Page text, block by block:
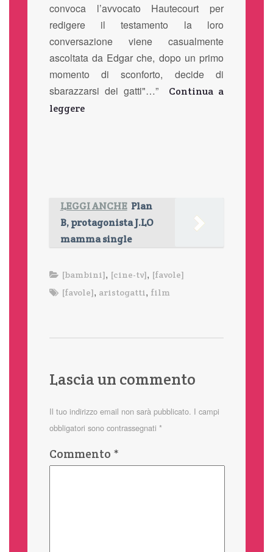
convoca l’avvocato Hautecourt per
redigere il testamento la loro
conversazione viene casualmente
ascoltata da Edgar che, dopo un primo
momento di sconforto, decide di
sbarazzarsi dei gatti"…” Continua a
leggere
LEGGI ANCHE Plan
B, protagonista J.LO
mamma single
[bambini], [cine-tv], [favole]
[favole], aristogatti, film
Lascia un commento
Il tuo indirizzo email non sarà pubblicato. I campi
obbligatori sono contrassegnati *
Commento *